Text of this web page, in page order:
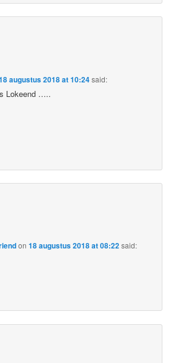
augustus 2018 at 10:24said:
Lokeend …..
on18 augustus 2018 at 08:22said: